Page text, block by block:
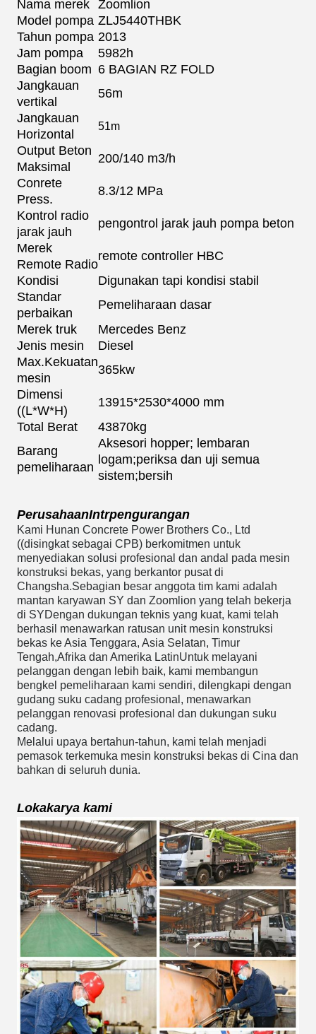
Nama merek Zoomlion
Model pompa ZLJ5440THBK
Tahun pompa 2013
Jam pompa
5982h
Bagian boom 6 BAGIAN RZ FOLD
Jangkauan
vertikal
56m
Jangkauan
Horizontal
51m
Output Beton
Maksimal
200/140 m3/h
Conrete
Press.
8.3/12 MPa
Kontrol radio
jarak jauh
pengontrol jarak jauh pompa beton
Merek
Remote Radio
remote controller HBC
Kondisi
Digunakan tapi kondisi stabil
Standar
perbaikan
Pemeliharaan dasar
Merek truk
Mercedes Benz
Jenis mesin
Diesel
Max.Kekuatan
mesin
365kw
Dimensi
((L*W*H)
13915*2530*4000 mm
Total Berat
43870kg
Barang
pemeliharaan
Aksesori hopper; lembaran
logam;periksa dan uji semua
sistem;bersih
PerusahaanIntrpengurangan
Kami Hunan Concrete Power Brothers Co., Ltd
((disingkat sebagai CPB) berkomitmen untuk
menyediakan solusi profesional dan andal pada mesin
konstruksi bekas, yang berkantor pusat di
Changsha.Sebagian besar anggota tim kami adalah
mantan karyawan SY dan Zoomlion yang telah bekerja
di SYDengan dukungan teknis yang kuat, kami telah
berhasil menawarkan ratusan unit mesin konstruksi
bekas ke Asia Tenggara, Asia Selatan, Timur
Tengah,Afrika dan Amerika LatinUntuk melayani
pelanggan dengan lebih baik, kami membangun
bengkel pemeliharaan kami sendiri, dilengkapi dengan
gudang suku cadang profesional, menawarkan
pelanggan renovasi profesional dan dukungan suku
cadang.
Melalui upaya bertahun-tahun, kami telah menjadi
pemasok terkemuka mesin konstruksi bekas di Cina dan
bahkan di seluruh dunia.
Lokakarya kami